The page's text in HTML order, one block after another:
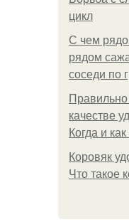
цикл
С чем
рядом
соседи по
Правильно
качестве
Когда и
Коровяк
Что такое